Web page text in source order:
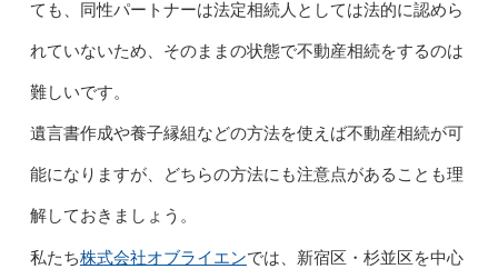
ても、同性パートナーは法定相続人としては法的に認めら
れていないため、そのままの状態で不動産相続をするのは
難しいです。
遺言書作成や養子縁組などの方法を使えば不動産相続が可
能になりますが、どちらの方法にも注意点があることも理
解しておきましょう。
私たち株式会社オブライエンでは、新宿区・杉並区を中心